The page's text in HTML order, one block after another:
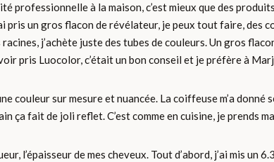
professionnelle à la maison, c’est mieux que des
pris un gros flacon de révélateur, je peux tout faire, des
j’achète juste des tubes de couleurs. Un gros
pris Luocolor, c’était un bon conseil et je préfère à
sur mesure et nuancée. La coiffeuse m’a donné
ça fait de joli reflet. C’est comme en cuisine, je prends
l’épaisseur de mes cheveux. Tout d’abord, j’ai mis un